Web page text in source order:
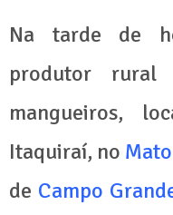
Na tarde de
produtor
mangueiros,
Itaquiraí, no
de Campo